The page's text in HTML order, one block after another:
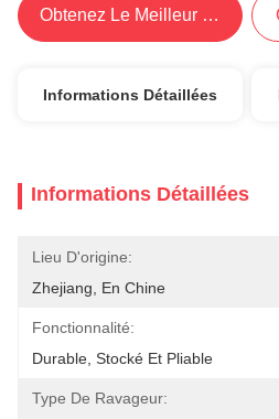
Obtenez Le Meilleur Prix
Informations Détaillées
Informations Détaillées
Lieu D'origine:
Zhejiang, En Chine
Fonctionnalité:
Durable, Stocké Et Pliable
Type De Ravageur: